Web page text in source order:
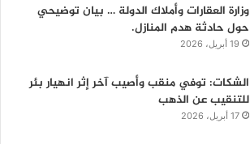
وزارة العقارات وأملاك الدولة … بيان توضيحي
حول حادثة هدم المنازل.
19 أبريل، 2026
الشكات: توفي منقب وأصيب آخر إثر انهيار بئر
للتنقيب عن الذهب
17 أبريل، 2026